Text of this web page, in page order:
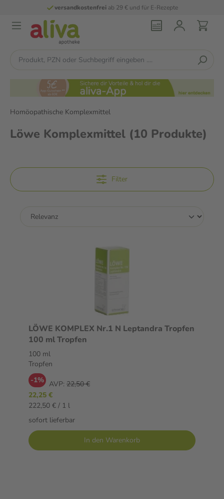
versandkostenfreiab 29 € und für E-Rezepte
Homöopathische Komplexmittel
Löwe Komplexmittel (10 Produkte)
Filter
LÖWE KOMPLEX Nr.1 N Leptandra Tropfen
100 ml Tropfen
100 ml
Tropfen
-1% AVP: 22,50 €
22,25 €
222,50 € / 1 l
sofort lieferbar
In den Warenkorb